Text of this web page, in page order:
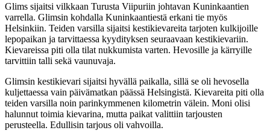
Glims sijaitsi vilkkaan Turusta Viipuriin johtavan Kuninkaantien
varrella. Glimsin kohdalla Kuninkaantiestä erkani tie myös
Helsinkiin. Teiden varsilla sijaitsi kestikievareita tarjoten kulkijoille
lepopaikan ja tarvittaessa kyydityksen seuraavaan kestikievariin.
Kievareissa piti olla tilat nukkumista varten. Hevosille ja kärryille
tarvittiin talli sekä vaunuvaja.
Glimsin kestikievari sijaitsi hyvällä paikalla, sillä se oli hevosella
kuljettaessa vain päivämatkan päässä Helsingistä. Kievareita piti olla
teiden varsilla noin parinkymmenen kilometrin välein. Moni olisi
halunnut toimia kievarina, mutta paikat valittiin tarjousten
perusteella. Edullisin tarjous oli vahvoilla.